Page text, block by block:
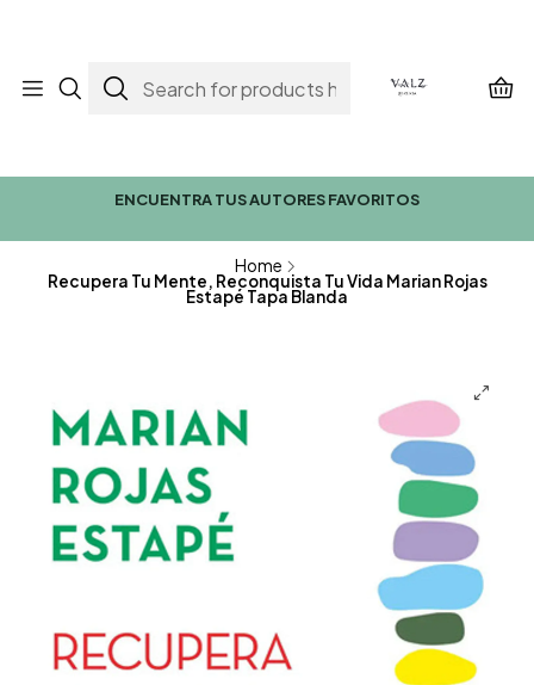
ENCUENTRA TUS AUTORES FAVORITOS
Home
Recupera Tu Mente, Reconquista Tu Vida Marian Rojas
Estapé Tapa Blanda